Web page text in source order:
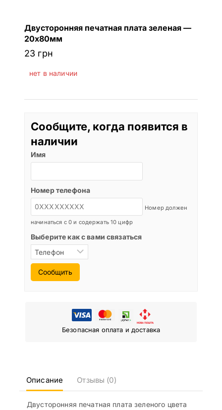
Двусторонняя печатная плата зеленая —
20х80мм
23 грн
нет в наличии
Сообщите, когда появится в
наличии
Имя
Номер телефона
Номер должен
начинаться с 0 и содержать 10 цифр
Выберите как с вами связаться
Сообщить
Безопасная оплата и доставка
Описание Отзывы (0)
Двусторонняя печатная плата зеленого цвета